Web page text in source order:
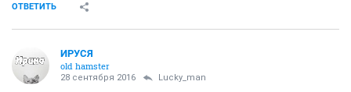
ОТВЕТИТЬ
ИРУСЯ
old hamster
28 сентября 2016 Lucky_man